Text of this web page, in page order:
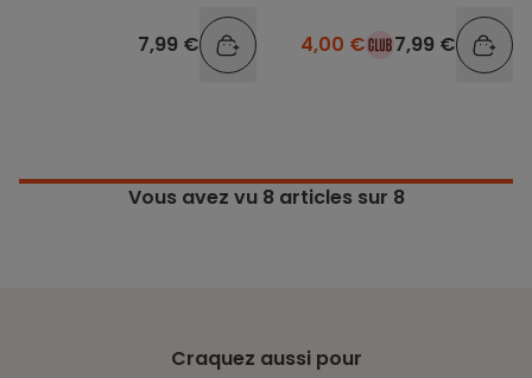
7,99 € 4,00 € 7,99 €
Vous avez vu 8articles sur 8
Craquez aussi pour